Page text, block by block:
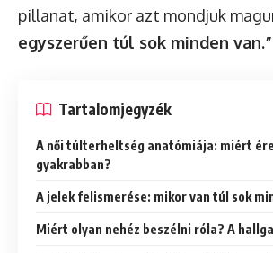
pillanat, amikor azt mondjuk
egyszerűen túl sok minden van.”
Tartalomjegyzék
A női túlterheltség anatómiája: miért
gyakrabban?
A jelek felismerése: mikor van túl sok
Miért olyan nehéz beszélni róla? A